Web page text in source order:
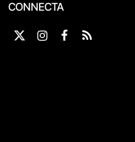
CONNECTA
X
Instagram
Facebook
RSS